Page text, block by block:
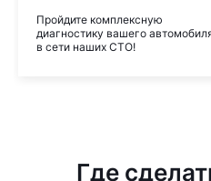
Пройдите комплексную
диагностику вашего
в сети наших СТО!
Где